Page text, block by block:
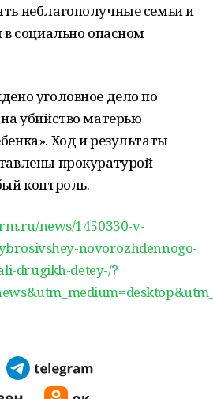
неблагополучные семьи и
в социально опасном
уголовное дело по
убийство матерью
Ход и результаты
прокуратурой
контроль.
news/1450330-v-
novorozhdennogo-
drugikh-detey-/?